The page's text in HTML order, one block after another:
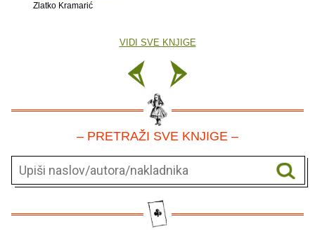
Zlatko Kramarić
VIDI SVE KNJIGE
– PRETRAŽI SVE KNJIGE –